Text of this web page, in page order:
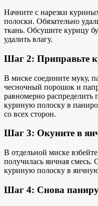
Начните с нарезки
полоски. Обязательно
ткань. Обсушите курицу
удалить влагу.
Шаг 2: Приправьте
В миске соедините муку,
чесночный порошок и
равномерно
куриную полоску в
со всех сторон.
Шаг 3: Окуните в
В отдельной миске
получилась яичная
куриную полоску в
Шаг 4: Снова